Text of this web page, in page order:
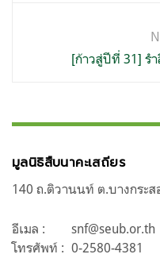
[ก้าวสู่ปีที่ 31] ร
มูลนิธิสืบนาคะเสถียร
140 ถ.ติวานนท์ ต.บางกระ
อีเมล :
snf@seub.or.th
โทรศัพท์ : 0-2580-4381